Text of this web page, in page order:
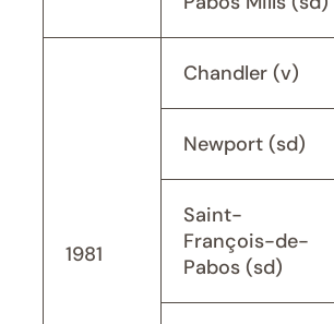
1981
Chandler (v)
Newport (sd)
Saint-
François-de-
Pabos (sd)